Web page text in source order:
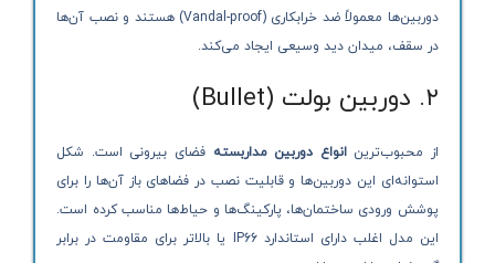
دوربین‌ها معمولاً ضد خرابکاری (Vandal-proof) هستند و نصب آن‌ها
در سقف، میدان دید وسیعی ایجاد می‌کند.
۲. دوربین بولت (Bullet)
از محبوب‌ترینانواع دوربین مداربسته فضای بیرونی است. شکل
استوانه‌ای این دوربین‌ها و قابلیت نصب در فضاهای باز آن‌ها را برای
پوشش ورودی ساختمان‌ها، پارکینگ‌ها و حیاط‌ها مناسب کرده است.
این مدل اغلب دارای استاندارد IP66 یا بالاتر برای مقاومت در برابر